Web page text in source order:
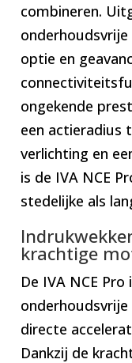
combineren.
optie en
ongekende
een actieradius
verlichting en
is de IVA NCE
stedelijke als
krachtige
De IVA NCE
directe
Dankzij de